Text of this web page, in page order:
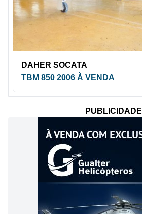
DAHER SOCATA
TBM 850 2006 À VENDA
PUBLICIDADE